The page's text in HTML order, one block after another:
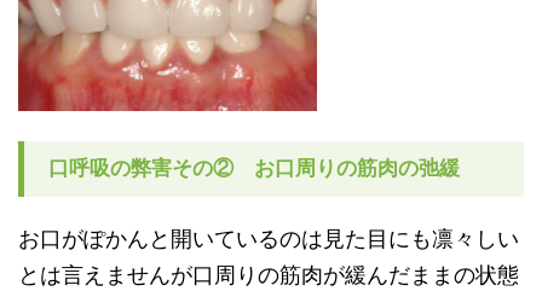
口呼吸の弊害その② お口周りの筋肉の弛緩
お口がぽかんと開いているのは見た目にも凛々しい
とは言えませんが口周りの筋肉が緩んだままの状態